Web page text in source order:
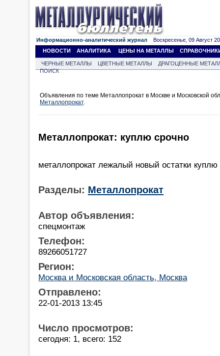
Информационно-аналитический журнал Воскресенье, 09 Август
НОВОСТИ
АНАЛИТИКА ЦЕНЫ НА МЕТАЛЛЫ
ЧЕРНЫЕ МЕТАЛЛЫ ЦВЕТНЫЕ МЕТАЛЛЫ
ДРАГОЦЕННЫЕ
ПОИСК
Объявления по теме Металлопрокат в Москве и Московской
Металлопрокат.
Металлопрокат: куплю срочно
металлопрокат лежалый новый остатки
Разделы: Металлопрокат
Автор объявления:
спецмонтаж
Телефон:
89266051727
Регион:
Москва и Московская область, Москва
Отправлено:
22-01-2013 13:45
Число просмотров:
сегодня: 1, всего: 152